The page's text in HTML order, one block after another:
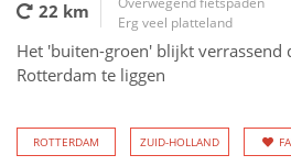
22 km
Erg veel platteland
Het 'buiten-groen' blijkt verrassend
Rotterdam te liggen
ROTTERDAM ZUID-HOLLAND